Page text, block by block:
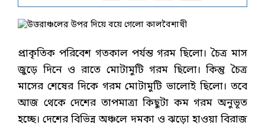
প্রাকৃতিক পরিবেশ গতকাল পর্যন্ত গরম ছিলো। চৈত্র মাস
জুড়ে দিনে ও রাতে মোটামুটি গরম ছিলো। কিন্তু চৈত্র
মাসের শেষের দিকে গরম মোটামুটি ভালোই ছিলো। তবে
আজ থেকে দেশের তাপমাত্রা কিছুটা কম গরম অনুভূত
হচ্ছে। দেশের বিভিন্ন অঞ্চলে দমকা ও ঝড়ো হাওয়া বিরাজ